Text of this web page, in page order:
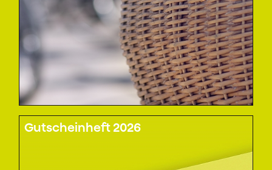
Gutscheinheft 2026